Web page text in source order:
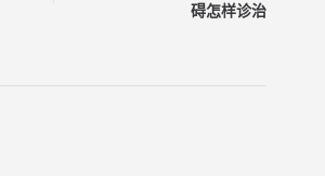
碍怎样诊治